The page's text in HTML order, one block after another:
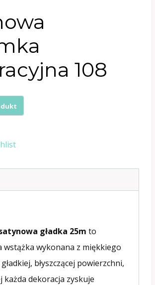
108
gładka 25m to
wstążka wykonana z miękkiego
błyszczącej powierzchni,
każda dekoracja zyskuje